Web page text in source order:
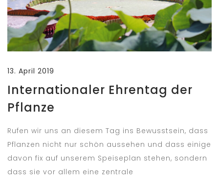
13. April 2019
Internationaler Ehrentag der
Pflanze
Rufen wir uns an diesem Tag ins Bewusstsein, dass
Pflanzen nicht nur schön aussehen und dass einige
davon fix auf unserem Speiseplan stehen, sondern
dass sie vor allem eine zentrale